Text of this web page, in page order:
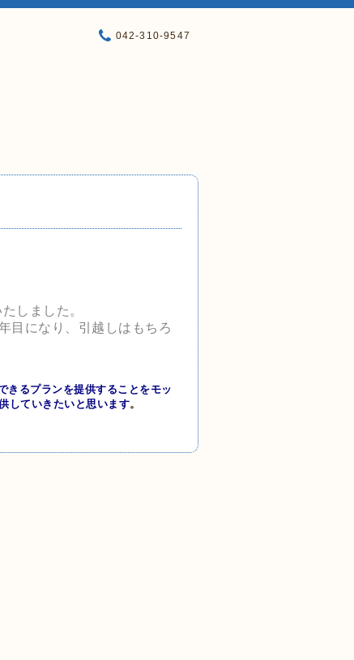
042-310-9547
しました。
目になり、 引越しはもちろ
きるプランを提供することをモッ
していきたいと思います。